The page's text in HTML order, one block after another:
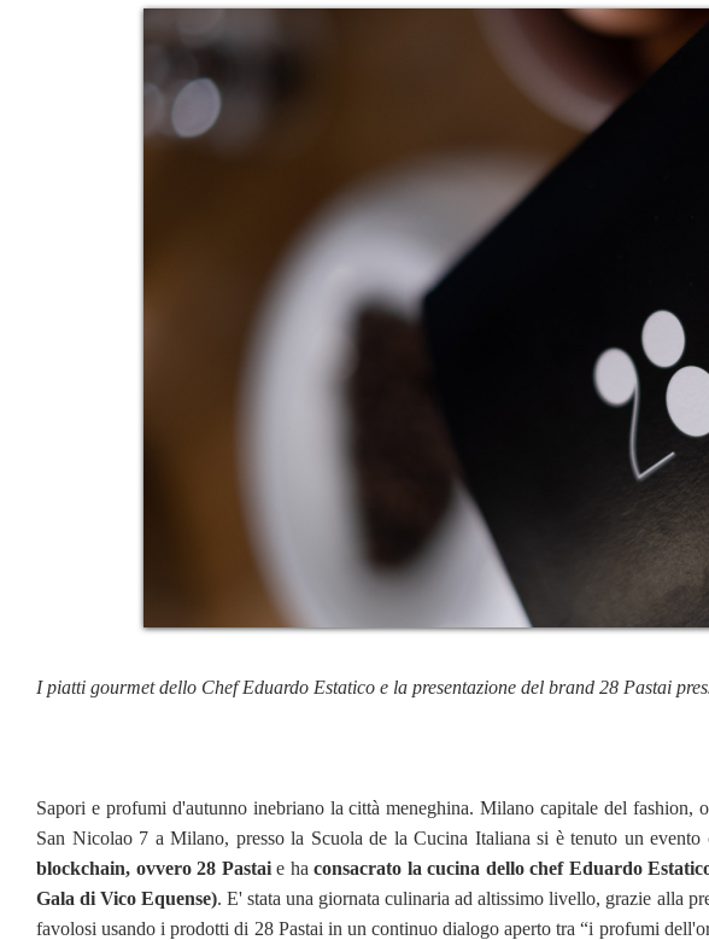
I piatti gourmet dello Chef Eduardo Estatico e la presentazione del brand 28 Pastai
Sapori e profumi d'autunno inebriano la città meneghina. Milano capitale del fashion,
San Nicolao 7 a Milano, presso la Scuola de la Cucina Italiana si è tenuto un evento
blockchain, ovvero 28 Pastai e ha consacrato la cucina dello chef Eduardo
Gala di Vico Equense). E' stata una giornata culinaria ad altissimo livello, grazie alla
favolosi usando i prodotti di 28 Pastai in un continuo dialogo aperto tra “i profumi